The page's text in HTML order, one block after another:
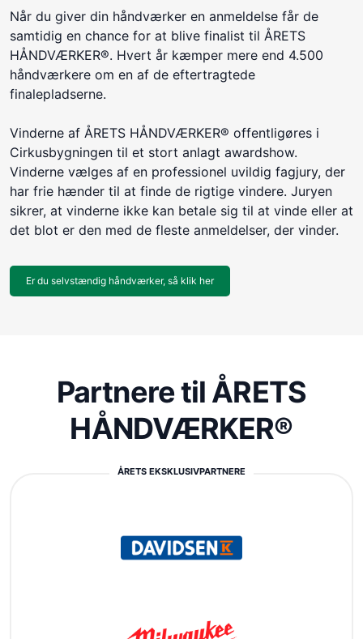
Når du giver din håndværker en anmeldelse får de
samtidig en chance for at blive finalist til ÅRETS
HÅNDVÆRKER®. Hvert år kæmper mere end 4.500
håndværkere om en af de eftertragtede
finalepladserne.
Vinderne af ÅRETS HÅNDVÆRKER® offentligøres i
Cirkusbygningen til et stort anlagt awardshow.
Vinderne vælges af en professionel uvildig fagjury, der
har frie hænder til at finde de rigtige vindere. Juryen
sikrer, at vinderne ikke kan betale sig til at vinde eller at
det blot er den med de fleste anmeldelser, der vinder.
Er du selvstændig håndværker, så klik her
Partnere til ÅRETS
HÅNDVÆRKER®
ÅRETS EKSKLUSIVPARTNERE